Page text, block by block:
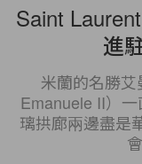
Saint
進
米蘭的名勝
Emanuele II）
璃拱廊兩邊盡是